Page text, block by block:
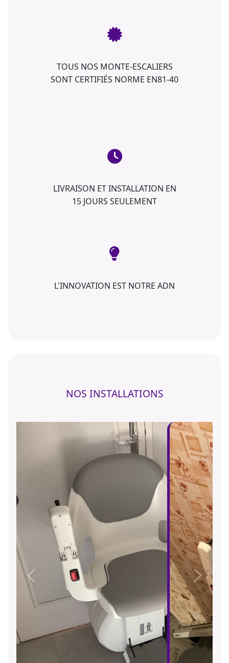
TOUS NOS MONTE-ESCALIERS
SONT CERTIFIÉS NORME EN81-40
LIVRAISON ET INSTALLATION EN
15 JOURS SEULEMENT
L'INNOVATION EST NOTRE ADN
NOS INSTALLATIONS
Précédent Suivant